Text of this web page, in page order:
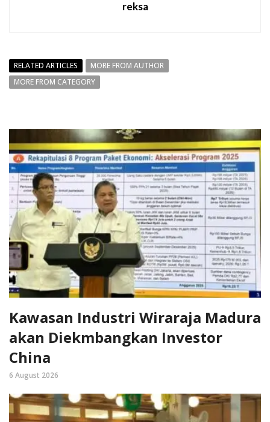
reksa
RELATED ARTICLES
MORE FROM AUTHOR
MORE FROM CATEGORY
Kawasan Industri Wiraraja Madura
akan Diekmbangkan Investor
China
6 August 2026